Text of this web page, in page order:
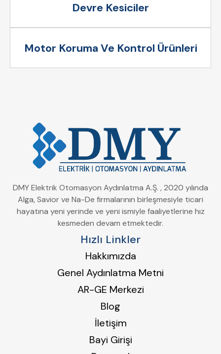
Devre Kesiciler
Motor Koruma Ve Kontrol Ürünleri
DMY Elektrik Otomasyon Aydınlatma A.Ş. , 2020 yılında
Alga, Savior ve Na-De firmalarının birleşmesiyle ticari
hayatına yeni yerinde ve yeni ismiyle faaliyetlerine hız
kesmeden devam etmektedir.
Hızlı Linkler
Hakkımızda
Genel Aydınlatma Metni
AR-GE Merkezi
Blog
İletişim
Bayi Girişi